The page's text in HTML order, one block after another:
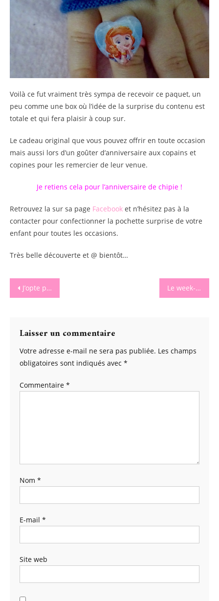
Voilà ce fut vraiment très sympa de recevoir ce paquet, un
peu comme une box où l’idée de la surprise du contenu est
totale et qui fera plaisir à coup sur.
Le cadeau original que vous pouvez offrir en toute occasion
mais aussi lors d’un goûter d’anniversaire aux copains et
copines pour les remercier de leur venue.
Je retiens cela pour l’anniversaire de chipie !
Retrouvez la sur sa page Facebook et n’hésitez pas à la
contacter pour confectionner la pochette surprise de votre
enfant pour toutes les occasions.
Très belle découverte et @ bientôt…
Navigation
de
l’article
J’opte pour la créativité zéro déchet de Maman Natur’elle Le week-end on pâtisse avec Cuisine du Chef
Laisser un commentaire
Votre adresse e-mail ne sera pas publiée. Les champs
obligatoires sont indiqués avec *
Commentaire *
Nom *
E-mail *
Site web